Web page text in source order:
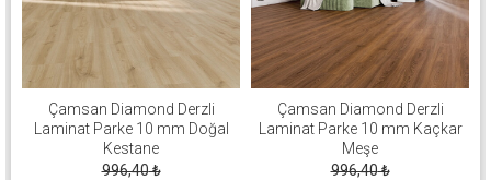
Çamsan Diamond Derzli
Laminat Parke 10 mm Doğal
Kestane
996,40₺
Çamsan Diamond Derzli
Laminat Parke 10 mm Kaçkar
Meşe
996,40₺